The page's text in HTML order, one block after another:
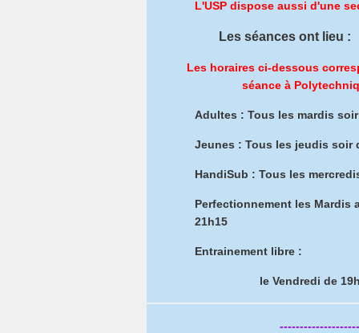
L'USP dispose aussi d'une
Les séances ont lieu :
Les horaires ci-dessous
séance à
Adultes : Tous les mardis
Jeunes : Tous les jeudis soir
HandiSub : Tous les
Perfectionnement les Mardis
21h15
Entrainement libre :
le Vendredi de